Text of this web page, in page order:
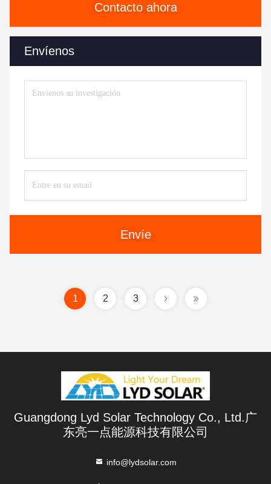
Contacto ahora
Envíenos
Envíe
1 2 3
Guangdong Lyd Solar Technology Co., Ltd.广
东亮一点能源科技有限公司
info@lydsolar.com